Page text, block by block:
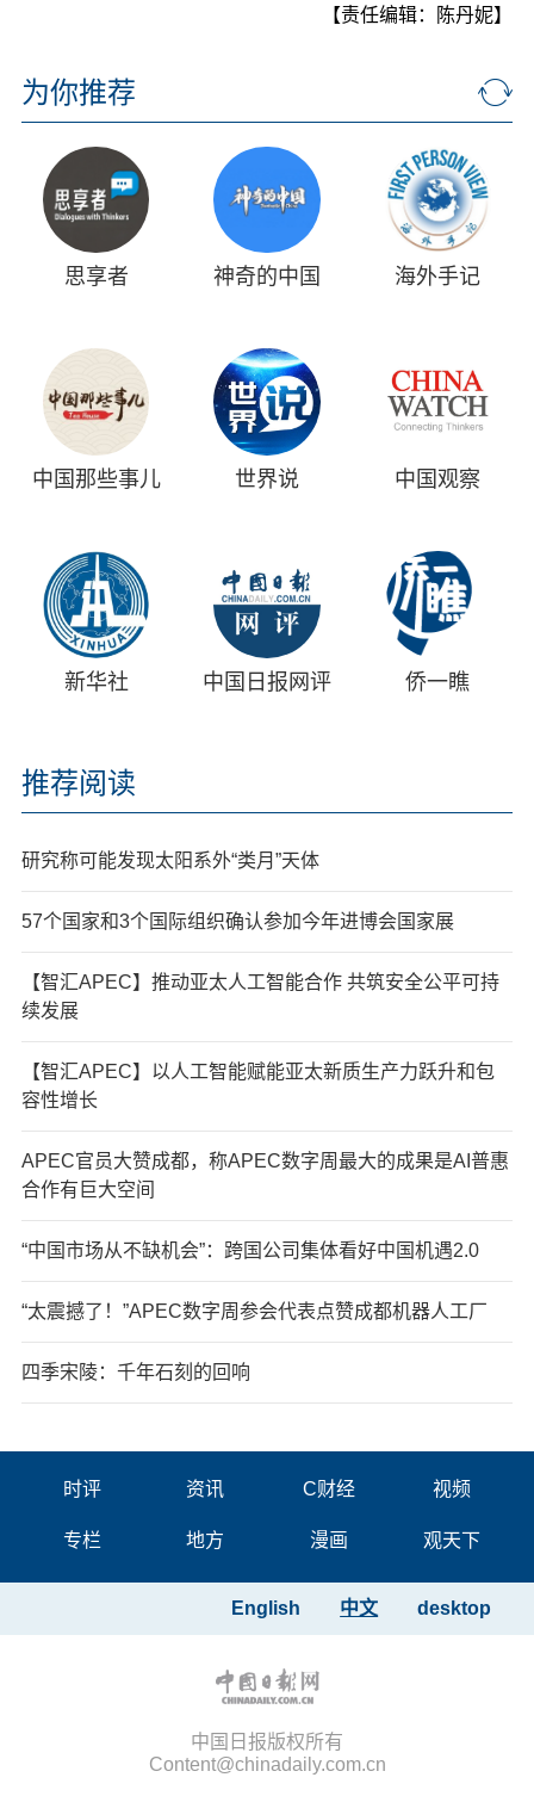
【责任编辑：陈丹妮】
为你推荐
思享者 神奇的中国 海外手记
中国那些事儿 世界说 中国观察
新华社 中国日报网评 侨一瞧
推荐阅读
研究称可能发现太阳系外“类月”天体
57个国家和3个国际组织确认参加今年进博会国家展
【智汇APEC】推动亚太人工智能合作 共筑安全公平可持
续发展
【智汇APEC】以人工智能赋能亚太新质生产力跃升和包
容性增长
APEC官员大赞成都，称APEC数字周最大的成果是AI普惠
合作有巨大空间
“中国市场从不缺机会”：跨国公司集体看好中国机遇2.0
“太震撼了！”APEC数字周参会代表点赞成都机器人工厂
四季宋陵：千年石刻的回响
时评 资讯 C财经 视频
专栏 地方 漫画 观天下
desktop
中文
English
中国日报版权所有
Content@chinadaily.com.cn